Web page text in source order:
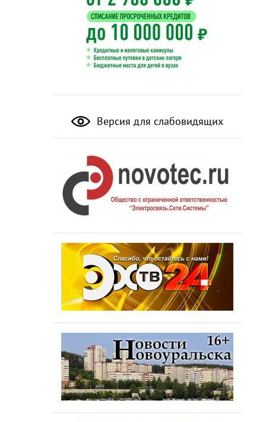
Версия для слабовидящих